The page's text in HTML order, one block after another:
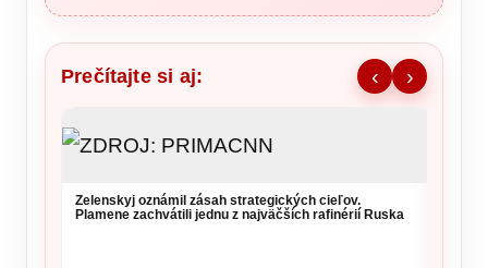
Prečítajte si aj: ‹ ›
Zelenskyj oznámil zásah strategických cieľov.
Plamene zachvátili jednu z najväčších rafinérií Ruska